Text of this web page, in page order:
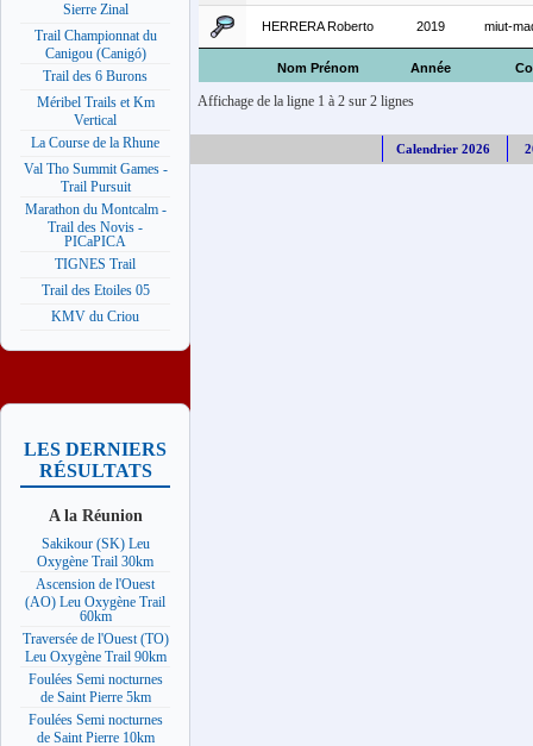
Sierre Zinal
Trail Championnat du
Canigou (Canigó)
Trail des 6 Burons
Méribel Trails et Km
Vertical
La Course de la Rhune
Val Tho Summit Games -
Trail Pursuit
Marathon du Montcalm -
Trail des Novis -
PICaPICA
TIGNES Trail
Trail des Etoiles 05
KMV du Criou
LES DERNIERS
RÉSULTATS
A la Réunion
Sakikour (SK) Leu
Oxygène Trail 30km
Ascension de l'Ouest
(AO) Leu Oxygène Trail
60km
Traversée de l'Ouest (TO)
Leu Oxygène Trail 90km
Foulées Semi nocturnes
de Saint Pierre 5km
Foulées Semi nocturnes
de Saint Pierre 10km
Nom Prénom Année
HERRERA Roberto 2019 miut-
Affichage de la ligne 1 à 2 sur 2 lignes
Calendrier 2026